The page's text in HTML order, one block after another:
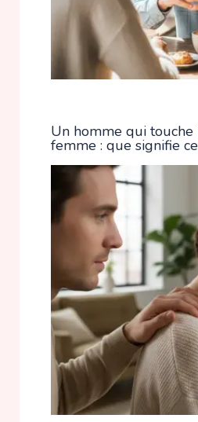
Un homme qui touche
femme : que signifie